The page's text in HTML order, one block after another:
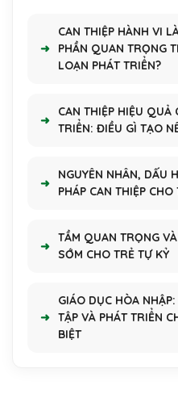
CAN THIỆP HÀNH VI
PHẦN QUAN TRỌNG
LOẠN PHÁT TRIỂN?
CAN THIỆP HIỆU QUẢ
TRIỂN: ĐIỀU GÌ TẠO
NGUYÊN NHÂN, DẤU
PHÁP CAN THIỆP
TẦM QUAN TRỌNG
SỚM CHO TRẺ TỰ KỶ
GIÁO DỤC HÒA
TẬP VÀ PHÁT TRIỂN
BIỆT